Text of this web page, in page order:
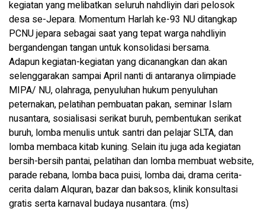
kegiatan yang melibatkan seluruh nahdliyin dari pelosok
desa se-Jepara. Momentum Harlah ke-93 NU ditangkap
PCNU jepara sebagai saat yang tepat warga nahdliyin
bergandengan tangan untuk konsolidasi bersama.
Adapun kegiatan-kegiatan yang dicanangkan dan akan
selenggarakan sampai April nanti di antaranya olimpiade
MIPA/ NU, olahraga, penyuluhan hukum penyuluhan
peternakan, pelatihan pembuatan pakan, seminar Islam
nusantara, sosialisasi serikat buruh, pembentukan serikat
buruh, lomba menulis untuk santri dan pelajar SLTA, dan
lomba membaca kitab kuning. Selain itu juga ada kegiatan
bersih-bersih pantai, pelatihan dan lomba membuat website,
parade rebana, lomba baca puisi, lomba dai, drama cerita-
cerita dalam Alquran, bazar dan baksos, klinik konsultasi
gratis serta karnaval budaya nusantara. (ms)